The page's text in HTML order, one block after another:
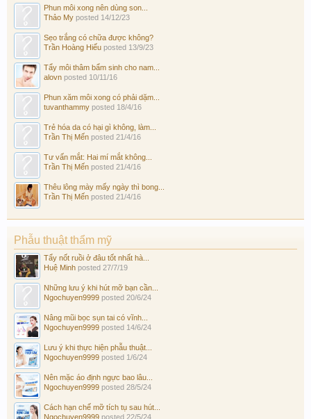
Phun môi xong nên dùng son...
Thảo My posted 14/12/23
Sẹo trắng có chữa được không?
Trần Hoàng Hiếu posted 13/9/23
Tẩy môi thâm bẩm sinh cho nam...
alovn posted 10/11/16
Phun xăm môi xong có phải dặm...
tuvanthammy posted 18/4/16
Trẻ hóa da có hại gì không, làm...
Trần Thị Mến posted 21/4/16
Tư vấn mắt: Hai mí mắt không...
Trần Thị Mến posted 21/4/16
Thêu lông mày mấy ngày thì bong...
Trần Thị Mến posted 21/4/16
Phẫu thuật thẩm mỹ
Tẩy nốt ruồi ở đâu tốt nhất hà...
Huệ Minh posted 27/7/19
Những lưu ý khi hút mỡ bạn cần...
Ngochuyen9999 posted 20/6/24
Nâng mũi bọc sụn tai có vĩnh...
Ngochuyen9999 posted 14/6/24
Lưu ý khi thực hiện phẫu thuật...
Ngochuyen9999 posted 1/6/24
Nên mặc áo định ngực bao lâu...
Ngochuyen9999 posted 28/5/24
Cách hạn chế mỡ tích tụ sau hút...
Ngochuyen9999 posted 22/5/24